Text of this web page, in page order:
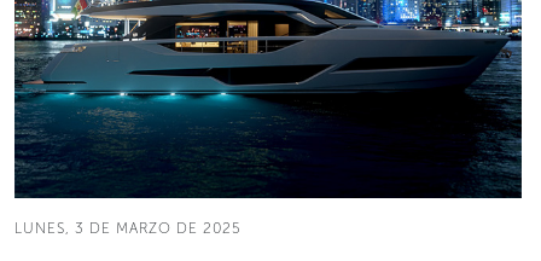
LUNES, 3 DE MARZO DE 2025